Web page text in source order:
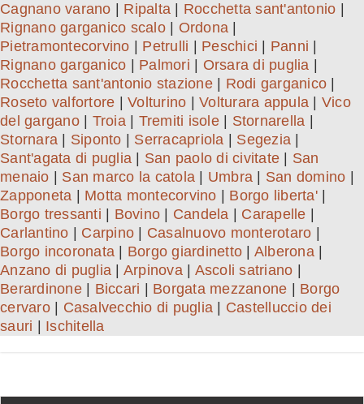
Cagnano varano
Ripalta Rocchetta sant'antonio
Rignano garganico scalo| Ordona
Pietramontecorvino
Petrulli Peschici Panni
Rignano garganico
Palmori Orsara di puglia
Rocchetta sant'antonio stazione| Rodi garganico
Roseto valfortore
Volturino Volturara appula
Vico
del gargano| Troia| Tremiti isole| Stornarella
Stornara
Siponto Serracapriola Segezia
Sant'agata di puglia
San paolo di civitate
San
menaio
San marco la catola Umbra San domino
Zapponeta
Motta montecorvino Borgo liberta'|
Borgo tressanti
Bovino Candela Carapelle
Carlantino
Carpino Casalnuovo monterotaro
Borgo incoronata
Borgo giardinetto Alberona|
Anzano di puglia
Arpinova| Ascoli satriano
Berardinone| Biccari Borgata mezzanone
Borgo
cervaro| Casalvecchio di puglia
Castelluccio dei
sauri
Ischitella